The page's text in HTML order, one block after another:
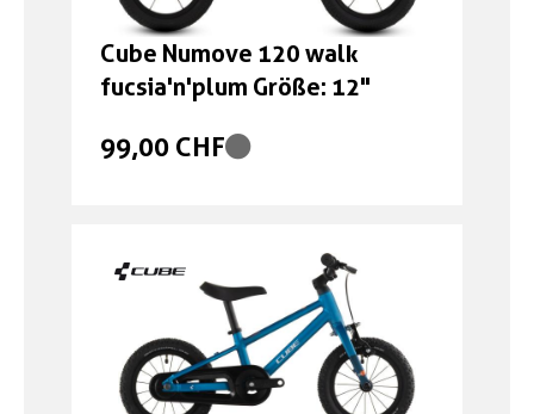
Cube Numove 120 walk
fucsia'n'plum Größe: 12"
99,00 CHF